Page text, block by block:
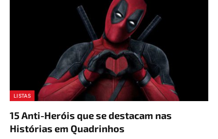
LISTAS
15 Anti-Heróis que se destacam nas
Histórias em Quadrinhos